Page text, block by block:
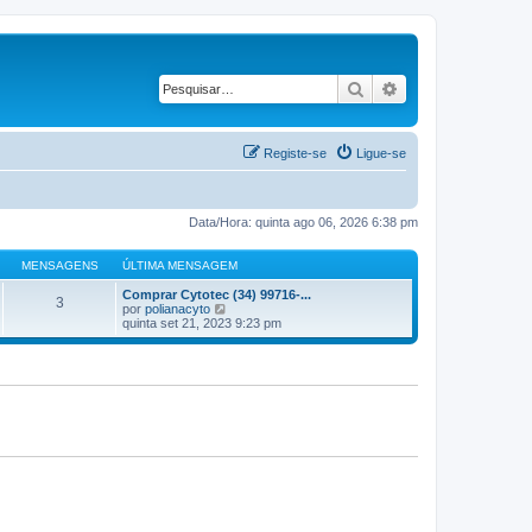
Pesquisar
Ligue-se
Registe-se
Data/Hora: quinta ago 06, 2026 6:38 pm
MENSAGENS ÚLTIMA MENSAGEM
3
Comprar Cytotec (34) 99716-...
por polianacyto
e
j
quinta set 21, 2023 9:23 pm